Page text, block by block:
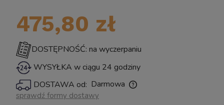
Oczka z Lampą UV Sterylizator na Glony UV-C
11W do 6000L
399,00 zł
powiadom o dostępności
475,80 zł
DOSTĘPNOŚĆ: na wyczerpaniu
WYSYŁKA w ciągu 24 godziny
DOSTAWA od: Darmowa
Cena nie zawiera ewentualnych kosztów płatności
sprawdź formy dostawy